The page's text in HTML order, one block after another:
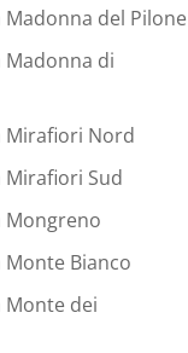
del Pilone
di
Mirafiori Nord
Sud
Mongreno
Bianco
dei